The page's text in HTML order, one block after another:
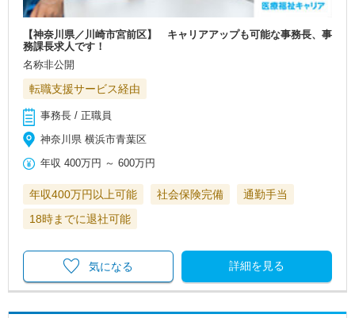
【神奈川県／川崎市宮前区】 キャリアアップも可能な事務長、事
務課長求人です！
名称非公開
転職支援サービス経由
事務長 / 正職員
神奈川県 横浜市青葉区
年収 400万円 ～600万円
年収400万円以上可能 社会保険完備
通勤手当
18時までに退社可能
詳細を見る
気になる